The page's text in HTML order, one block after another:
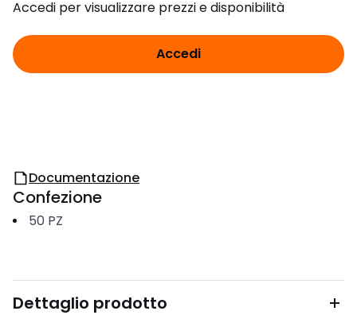
Accedi per visualizzare prezzi e disponibilità
Accedi
Documentazione
Confezione
50 PZ
Dettaglio prodotto